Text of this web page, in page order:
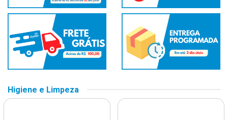
Higiene e Limpeza